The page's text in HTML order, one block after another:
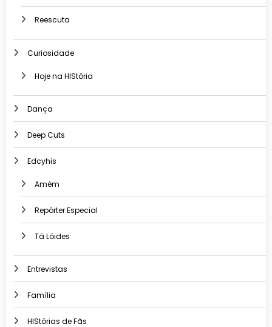
Reescuta
Curiosidade
Hoje na HIStória
Dança
Deep Cuts
Edcyhis
Amém
Repórter Especial
Tá Lóides
Entrevistas
Família
HIStórias de Fãs